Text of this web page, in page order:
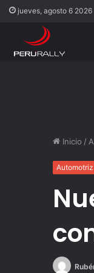
jueves, agosto 6 2026
Inicio /
Automotriz